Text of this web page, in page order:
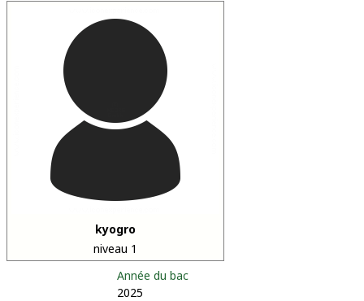
kyogro
niveau 1
Année du bac
2025